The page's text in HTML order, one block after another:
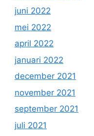
juni 2022
mei 2022
april 2022
januari 2022
december 2021
november 2021
september 2021
juli 2021